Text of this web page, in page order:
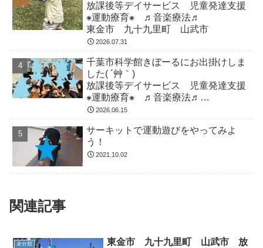
放課後等デイサービス 児童発達支援
⁕運動療育⁕ ♬音楽療法♬
東金市 九十九里町 山武市
2026.07.31
千葉市科学館きぼーるにお出掛けしま
した( ´艸｀)
放課後等デイサービス 児童発達支援
⁕運動療育⁕ ♬音楽療法♬
東金市 九十九里町 山武市
2026.06.15
サーキットで運動遊びをやってみよ
う！
2021.10.02
関連記事
未分類
東金市 九十九里町 山武市 放